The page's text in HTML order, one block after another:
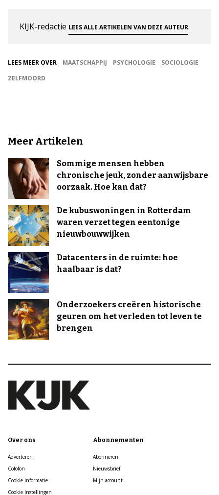
KIJK-redactie LEES ALLE ARTIKELEN VAN DEZE AUTEUR.
LEES MEER OVER MAATSCHAPPIJ PSYCHOLOGIE
SOCIOLOGIE
ZELFMOORD
Meer Artikelen
Sommige mensen hebben
chronische jeuk, zonder aanwijsbare
oorzaak. Hoe kan dat?
De kubuswoningen in Rotterdam
waren verzet tegen eentonige
nieuwbouwwijken
Datacenters in de ruimte: hoe
haalbaar is dat?
Onderzoekers creëren historische
geuren om het verleden tot leven te
brengen
Over ons
Adverteren
Colofon
Cookie informatie
Cookie Instellingen
Abonnementen
Abonneren
Nieuwsbrief
Mijn account